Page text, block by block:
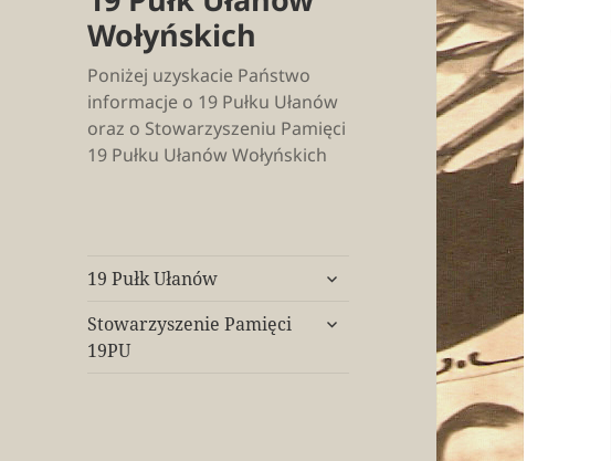
Wołyńskich
Poniżej uzyskacie Państwo
informacje o 19 Pułku Ułanów
oraz o Stowarzyszeniu Pamięci
19 Pułku Ułanów Wołyńskich
19 Pułk Ułanów
rozwiń
potomne
Stowarzyszenie Pamięci
19PU
rozwiń